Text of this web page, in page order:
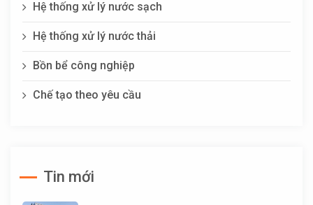
Hệ thống xử lý nước sạch
Hệ thống xử lý nước thải
Bồn bể công nghiệp
Chế tạo theo yêu cầu
Tin mới